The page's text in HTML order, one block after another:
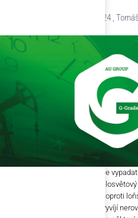
9.10.2024 ,
Jak bude po ekonomické stránce
nejnovější zprávě předpovídá
3,2 %. Což je jen mírné zlepšení oproti
Hospodářská situace se navíc vyvíjí